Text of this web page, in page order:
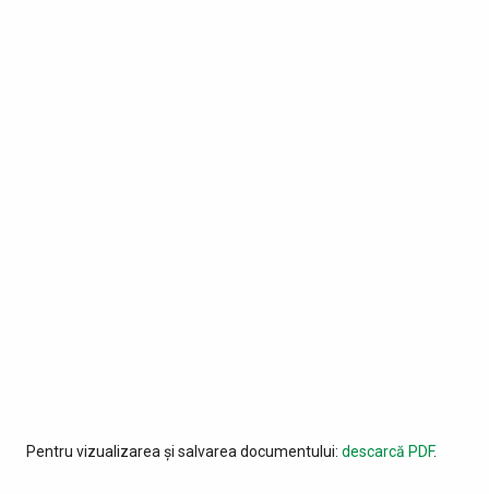
Pentru vizualizarea și salvarea documentului: descarcă PDF.